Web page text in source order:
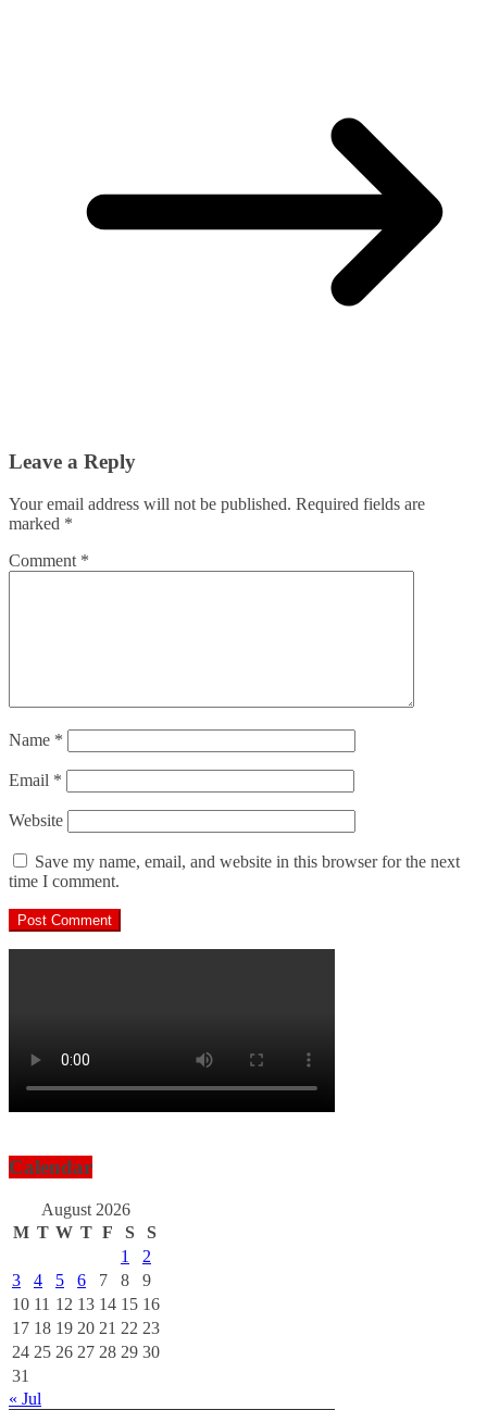
Leave a Reply
Your email address will not be published. Required fields are
marked *
Comment *
Name *
Email *
Website
Save my name, email, and website in this browser for the next
time I comment.
Calendar
August 2026
M T W T F S
S
1
2
3
4 5 6 7 8
9
10 11 12 13 14 15 16
17 18 19 20 21 22 23
24 25 26 27 28 29 30
31
« Jul